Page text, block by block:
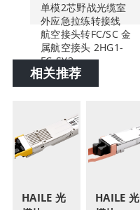
单模2芯野战光缆室
外应急拉练转接线
航空接头转FC/SC 金
属航空接头 2HG1-
FC-SY3
相关推荐
HAILE 光
HAILE 光